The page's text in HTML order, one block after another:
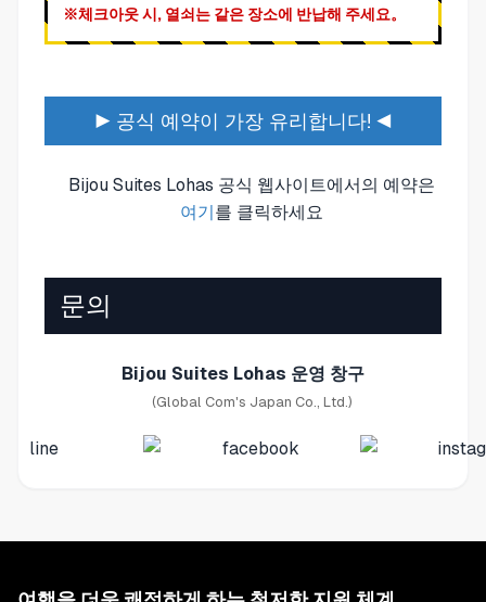
※체크아웃 시, 열쇠는 같은 장소에 반납해 주세요。
▶ 공식 예약이 가장 유리합니다! ◀
Bijou Suites Lohas 공식 웹사이트에서의 예약은
여기를 클릭하세요
문의
Bijou Suites Lohas 운영 창구
(Global Com's Japan Co., Ltd.)